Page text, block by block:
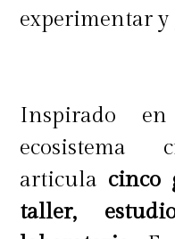
Outdoor /
Con un mix
deporte,
tendencias
experimentar
Inspirado
ecosistema
articula cinco
taller,